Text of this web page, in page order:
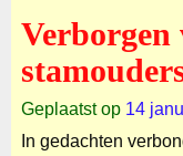
Verborgen
Geplaatst op 14
In gedachten